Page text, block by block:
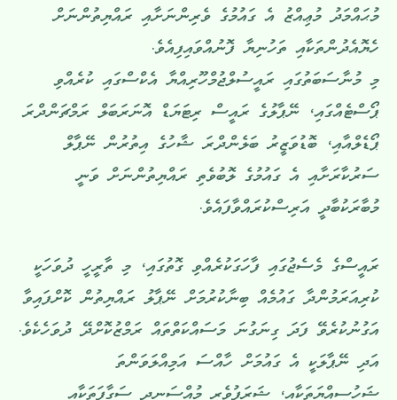
މުޙައްމަދު މުޢިއްޒު އެ ގައުމުގެ ވެރިންނަށާއި ރައްޔިތުންނަށް
ހެޔޮއެދުންތަކާއި ތަހުނިޔާ ފޮނުއްވައިފިއެވެ.
މި މުނާސަބަތުގައި ރައީސުލްޖުމްހޫރިއްޔާ އެކްސްގައި ކުރެއްވި
ޕޯސްޓެއްގައި، ނޭޕާލުގެ ރައީސް ރިޓަޔަޑް އޮނަރަބަލް ރަމްޗަންދްރަ
ޕޯޑެލްއާއި، ބޮޑުވަޒީރު ބަލެންދްރަ ޝާހުގެ އިތުރުން ނޭޕާލް
ސަރުކާރަށާއި އެ ގައުމުގެ ލޮބުވެތި ރައްޔިތުންނަށް ވަނީ
މުބާރަކުބާދީ އަރިސްކުރައްވާފައެވެ.
ރައީސްގެ މެސެޖުގައި ފާހަގަކުރެއްވި ގޮތުގައި، މި ތާރީހީ ދުވަހަކީ
ކުރިއަރަމުންދާ ގައުމެއް ބިނާކުރުމަށް ނޭޕާލު ރައްޔިތުން ކޮށްފައިވާ
އަގުނުކުރެވޭ ފަދަ ގިނަގުނަ މަސައްކަތްތައް ރަމްޒުކޮށްދޭ ދުވަހެކެވެ.
އަދި ނޭޕާލަކީ އެ ގައުމަށް ހާއްސަ އަމިއްލަވަންތަ